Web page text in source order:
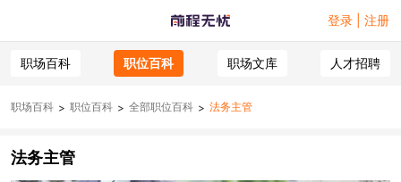
登录 | 注册
职场百科 职位百科 职场文库 人才招聘
职场百科 > 职位百科 > 全部职位百科 > 法务主管
法务主管